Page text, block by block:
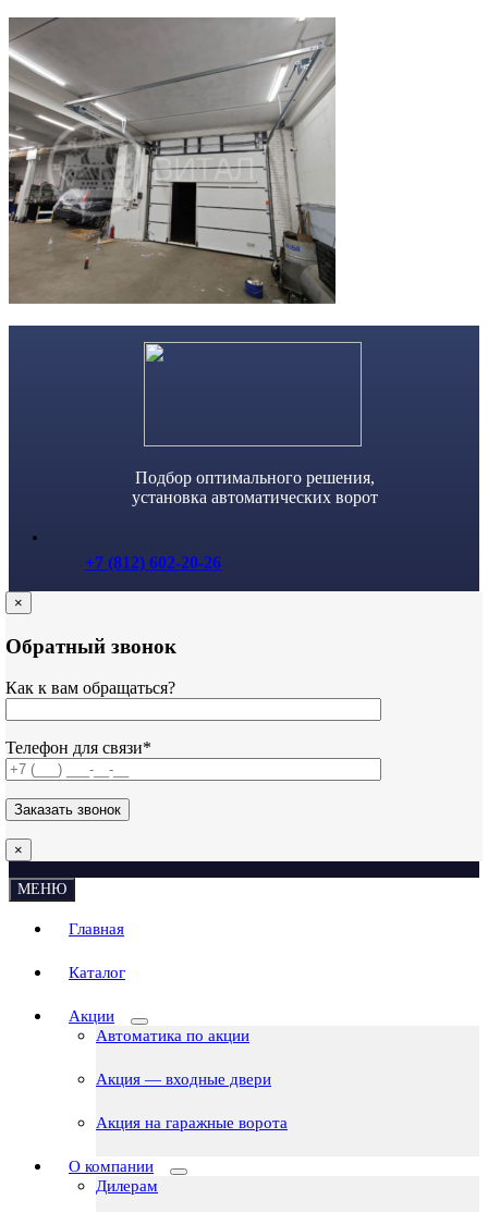
Skip
to
content
Подбор оптимального решения,
установка автоматических ворот
+7 (812) 602-20-26
×
Обратный звонок
Как к вам обращаться?
Телефон для связи*
×
МЕНЮ
Главная
Каталог
Акции
Автоматика по акции
Акция — входные двери
Акция на гаражные ворота
О компании
Дилерам